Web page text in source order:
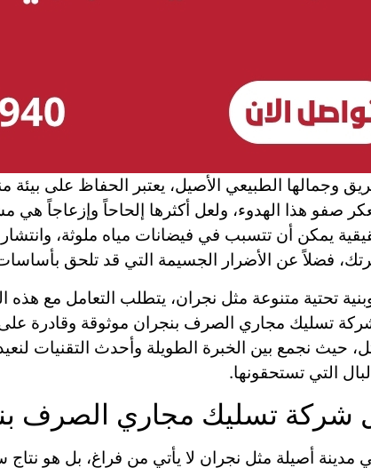
وجمالها الطبيعي الأصيل، يعتبر الحفاظ على
صفو هذا الهدوء، ولعل أكثرها إلحاحاً وإزعاجاً
يمكن أن تتسبب في فيضانات مياه ملوثة، وانتشار
فضلاً عن الأضرار الجسيمة التي قد تلحق
تحتية متنوعة مثل نجران، يتطلب التعامل مع هذه
تسليك مجاري الصرف بنجران موثوقة وقادرة
حيث نجمع بين الخبرة الطويلة وأحدث التقنيات
التي تستحقونها.
شركة تسليك مجاري الصرف
أصيلة مثل نجران لا يأتي من فراغ، بل هو